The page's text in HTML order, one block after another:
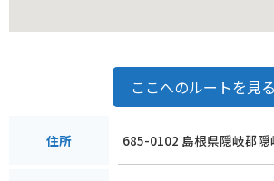
ここへのルートを見る
住所 685-0102 島根県隠岐郡